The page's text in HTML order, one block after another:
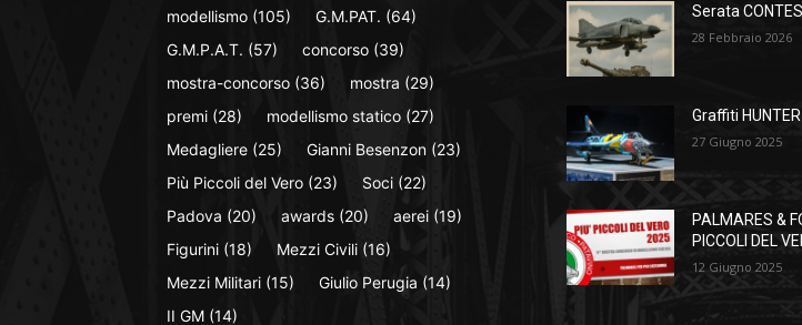
modellismo (105) G.M.PAT. (64)
G.M.P.A.T. (57) concorso (39)
mostra-concorso (36) mostra (29)
premi (28) modellismo statico (27)
Medagliere (25) Gianni Besenzon (23)
Più Piccoli del Vero (23) Soci (22)
Padova (20) awards (20) aerei (19)
Figurini (18) Mezzi Civili (16)
Mezzi Militari (15) Giulio Perugia (14)
II GM (14)
Serata
28 Febbraio 2026
Graffiti HUNTER
27 Giugno 2025
PALMARES &
PICCOLI DEL
12 Giugno 2025